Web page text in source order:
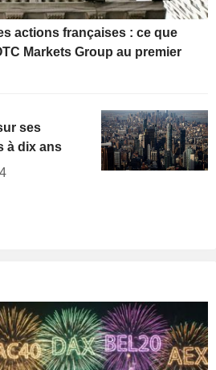
actions françaises : ce que
Markets Group au premier
ses
à dix ans